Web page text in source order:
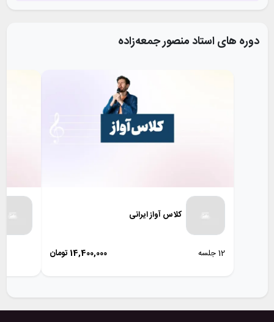
دوره های استادمنصور جمعه‌زاده
کلاس آواز ایرانی
12 جلسه 14,400,000 تومان